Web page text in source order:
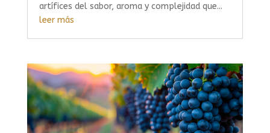
artífices del sabor, aroma y complejidad que...
leer más